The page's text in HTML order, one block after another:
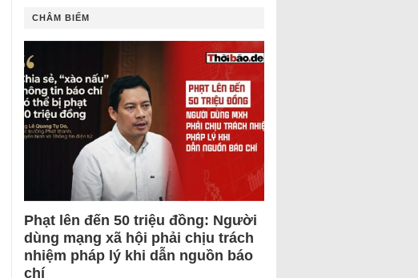
CHÂM BIẾM
Phạt lên đến 50 triệu đồng: Người
dùng mạng xã hội phải chịu trách
nhiệm pháp lý khi dẫn nguồn báo
chí